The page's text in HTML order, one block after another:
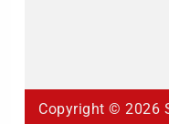
Copyright © 2026